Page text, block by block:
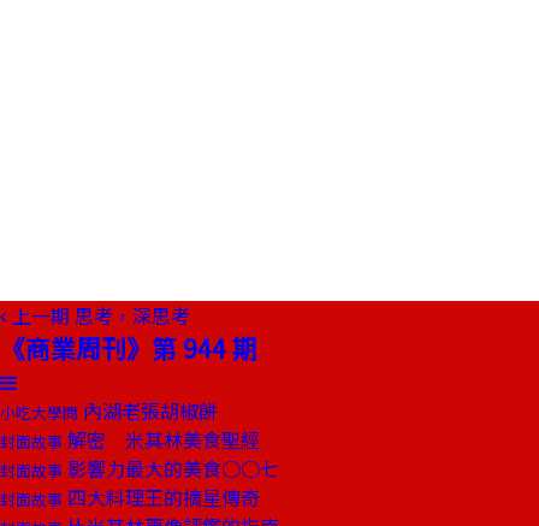
上一期 思考，深思考
《商業周刊》第 944 期
小吃大學問 內湖老張胡椒餅
封面故事 解密 米其林美食聖經
封面故事 影響力最大的美食○○七
封面故事 四大料理王的摘星傳奇